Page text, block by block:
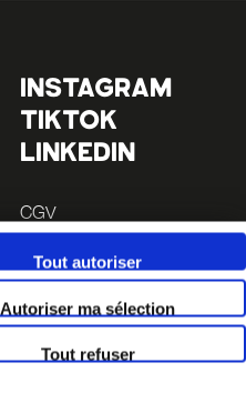
Tout autoriser
Autoriser ma sélection
Tout refuser
INSTAGRAM
TIKTOK
LINKEDIN
CGV
Mentions légales